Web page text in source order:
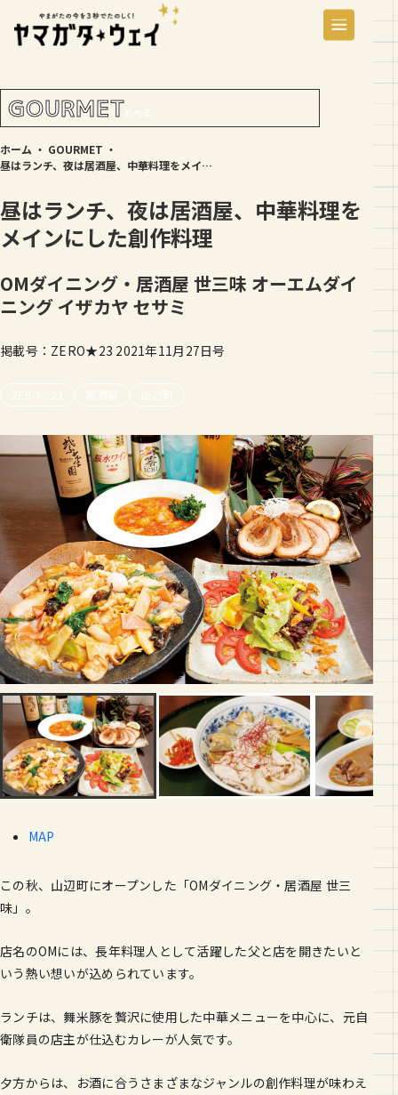
GOURMETたべる
ホーム ・ GOURMET ・
昼はランチ、夜は居酒屋、中華料理をメインにした創作料理
昼はランチ、夜は居酒屋、中華料理を
メインにした創作料理
OMダイニング・居酒屋 世三味 オーエムダイ
ニング イザカヤ セサミ
掲載号：ZERO★23 2021年11月27日号
ZERO☆23 居酒屋 山辺町
MAP
この秋、山辺町にオープンした「OMダイニング・居酒屋 世三
味」。
店名のOMには、長年料理人として活躍した父と店を開きたいと
いう熱い想いが込められています。
ランチは、舞米豚を贅沢に使用した中華メニューを中心に、元自
衛隊員の店主が仕込むカレーが人気です。
夕方からは、お酒に合うさまざまなジャンルの創作料理が味わえ